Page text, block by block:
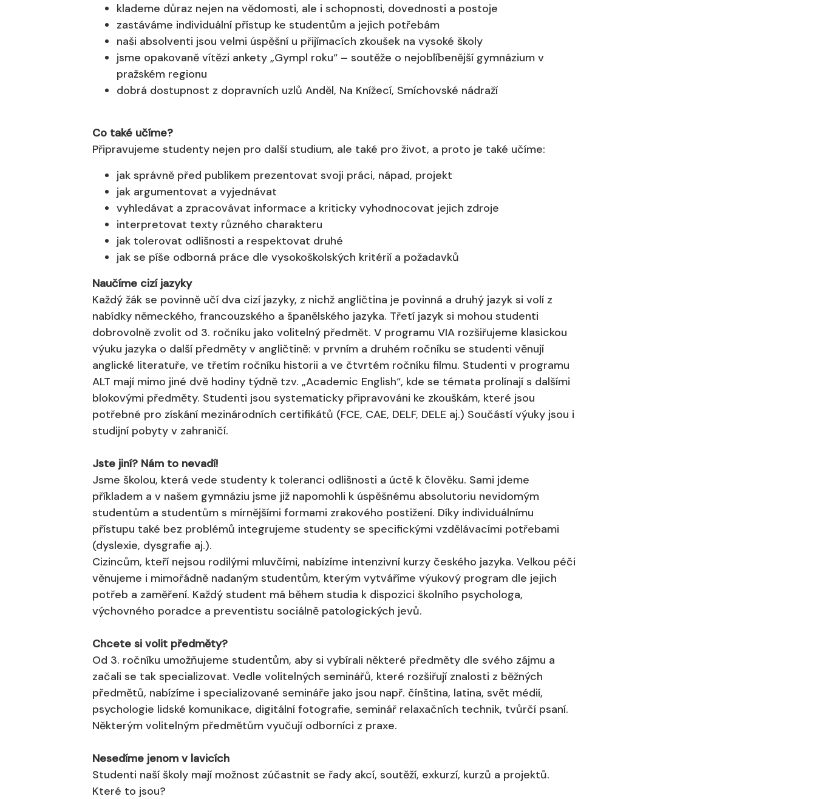
klademe důraz nejen na vědomosti, ale i schopnosti, dovednosti a postoje
zastáváme individuální přístup ke studentům a jejich potřebám
naši absolventi jsou velmi úspěšní u přijímacích zkoušek na vysoké školy
jsme opakovaně vítězi ankety „Gympl roku“ – soutěže o nejoblíbenější gymnázium v
pražském regionu
dobrá dostupnost z dopravních uzlů Anděl, Na Knížecí, Smíchovské nádraží
Co také učíme?
Připravujeme studenty nejen pro další studium, ale také pro život, a proto je také učíme:
jak správně před publikem prezentovat svoji práci, nápad, projekt
jak argumentovat a vyjednávat
vyhledávat a zpracovávat informace a kriticky vyhodnocovat jejich zdroje
interpretovat texty různého charakteru
jak tolerovat odlišnosti a respektovat druhé
jak se píše odborná práce dle vysokoškolských kritérií a požadavků
Naučíme cizí jazyky
Každý žák se povinně učí dva cizí jazyky, z nichž angličtina je povinná a druhý jazyk si volí z
nabídky německého, francouzského a španělského jazyka. Třetí jazyk si mohou studenti
dobrovolně zvolit od 3. ročníku jako volitelný předmět. V programu VIA rozšiřujeme klasickou
výuku jazyka o další předměty v angličtině: v prvním a druhém ročníku se studenti věnují
anglické literatuře, ve třetím ročníku historii a ve čtvrtém ročníku filmu. Studenti v programu
ALT mají mimo jiné dvě hodiny týdně tzv. „Academic English“, kde se témata prolínají s dalšími
blokovými předměty. Studenti jsou systematicky připravováni ke zkouškám, které jsou
potřebné pro získání mezinárodních certifikátů (FCE, CAE, DELF, DELE aj.) Součástí výuky jsou i
studijní pobyty v zahraničí.
Jste jiní? Nám to nevadí!
Jsme školou, která vede studenty k toleranci odlišnosti a úctě k člověku. Sami jdeme
příkladem a v našem gymnáziu jsme již napomohli k úspěšnému absolutoriu nevidomým
studentům a studentům s mírnějšími formami zrakového postižení. Díky individuálnímu
přístupu také bez problémů integrujeme studenty se specifickými vzdělávacími potřebami
(dyslexie, dysgrafie aj.).
Cizincům, kteří nejsou rodilými mluvčími, nabízíme intenzivní kurzy českého jazyka. Velkou péči
věnujeme i mimořádně nadaným studentům, kterým vytváříme výukový program dle jejich
potřeb a zaměření. Každý student má během studia k dispozici školního psychologa,
výchovného poradce a preventistu sociálně patologických jevů.
Chcete si volit předměty?
Od 3. ročníku umožňujeme studentům, aby si vybírali některé předměty dle svého zájmu a
začali se tak specializovat. Vedle volitelných seminářů, které rozšiřují znalosti z běžných
předmětů, nabízíme i specializované semináře jako jsou např. čínština, latina, svět médií,
psychologie lidské komunikace, digitální fotografie, seminář relaxačních technik, tvůrčí psaní.
Některým volitelným předmětům vyučují odborníci z praxe.
Nesedíme jenom v lavicích
Studenti naší školy mají možnost zúčastnit se řady akcí, soutěží, exkurzí, kurzů a projektů.
Které to jsou?